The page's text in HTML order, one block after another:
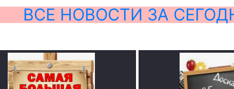
ВСЕ НОВОСТИ ЗА